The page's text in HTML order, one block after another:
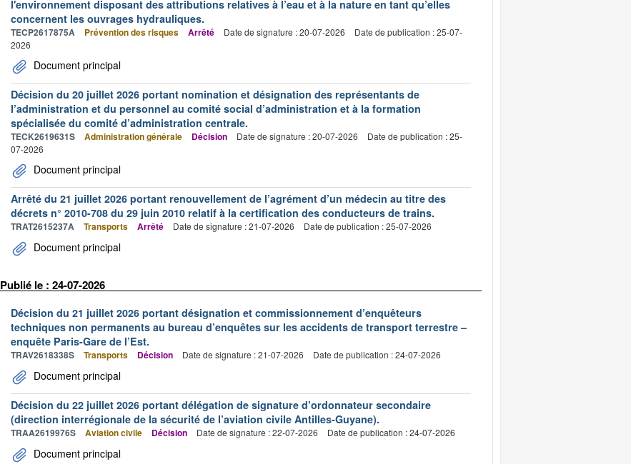
l'environnement disposant des attributions relatives à l’eau et à la nature en tant qu’elles
concernent les ouvrages hydrauliques.
TECP2617875A Prévention des risques Arrêté Date de signature : 20-07-2026
Date de publication : 25-07-
2026
Document principal
Décision du 20 juillet 2026 portant nomination et désignation des représentants de
l’administration et du personnel au comité social d’administration et à la formation
spécialisée du comité d’administration centrale.
TECK2619631S Administration générale Décision Date de signature : 20-07-2026
Date de publication : 25-
07-2026
Document principal
Arrêté du 21 juillet 2026 portant renouvellement de l’agrément d’un médecin au titre des
décrets n° 2010-708 du 29 juin 2010 relatif à la certification des conducteurs de trains.
TRAT2615237A Transports Arrêté Date de signature : 21-07-2026 Date de publication : 25-07-2026
Document principal
Publié le : 24-07-2026
Décision du 21 juillet 2026 portant désignation et commissionnement d’enquêteurs
techniques non permanents au bureau d’enquêtes sur les accidents de transport terrestre –
enquête Paris-Gare de l’Est.
TRAV2618338S Transports Décision Date de signature : 21-07-2026 Date de publication : 24-07-2026
Document principal
Décision du 22 juillet 2026 portant délégation de signature d’ordonnateur secondaire
(direction interrégionale de la sécurité de l’aviation civile Antilles-Guyane).
TRAA2619976S Aviation civile Décision Date de signature : 22-07-2026 Date de publication : 24-07-2026
Document principal